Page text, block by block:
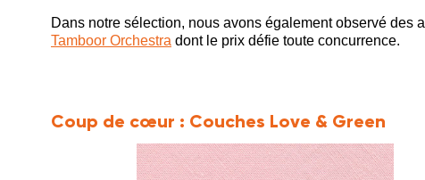
Dans notre sélection, nous avons également observé des
Tamboor Orchestra dont le prix défie toute concurrence.
Coup de cœur : Couches Love & Green